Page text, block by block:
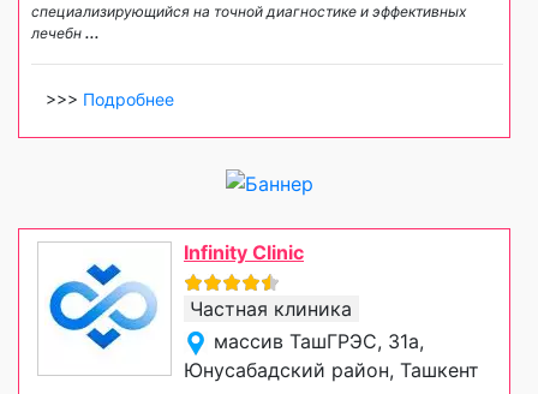
специализирующийся на точной диагностике и эффективных
лечебн ...
>>> Подробнее
Infinity Clinic
Частная клиника
массив ТашГРЭС, 31a,
Юнусабадский район, Ташкент